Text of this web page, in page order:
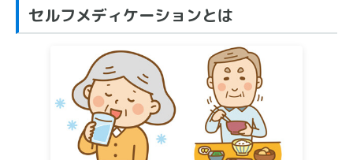
セルフメディケーションとは